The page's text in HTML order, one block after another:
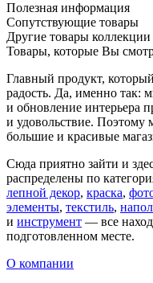
Полезная информация
Сопутствующие товары
Другие товары коллекции
Товары, которые Вы
Главный продукт,
радость. Да, именно так:
и обновление интерьера
и удовольствие. Поэтому
большие и красивые
Сюда приятно зайти и
распределены по
лепной декор, краска,
элементы, текстиль,
и инструмент — все
подготовленном месте.
О компании